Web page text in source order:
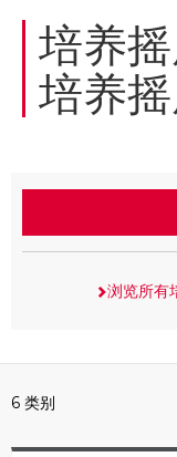
培养
培养
浏览所有
6 类别